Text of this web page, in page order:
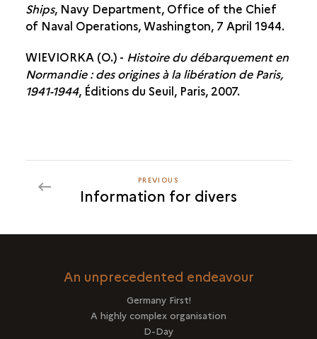
Ships, Navy Department, Office of the Chief
of Naval Operations, Washington, 7 April 1944.
WIEVIORKA (O.) - Histoire du débarquement en
Normandie : des origines à la libération de Paris,
1941-1944, Éditions du Seuil, Paris, 2007.
PREVIOUS
PREVIOUS
Information for divers
An unprecedented endeavour
Germany First!
A highly complex organisation
D-Day